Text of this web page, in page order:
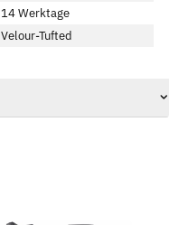
14 Werktage
Velour-Tufted